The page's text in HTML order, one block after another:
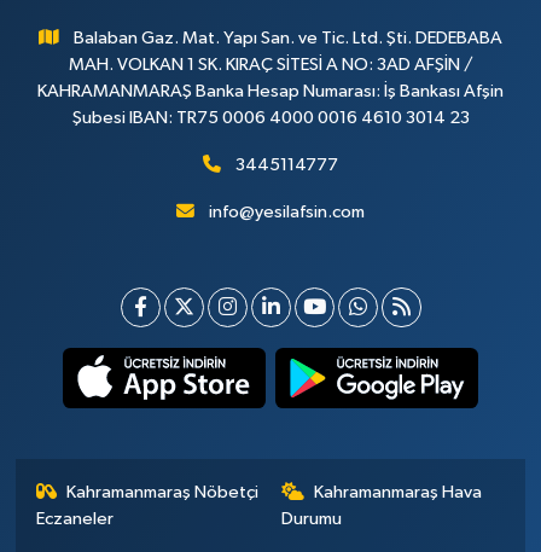
Balaban Gaz. Mat. Yapı San. ve Tic. Ltd. Şti. DEDEBABA
MAH. VOLKAN 1 SK. KIRAÇ SİTESİ A NO: 3AD AFŞİN /
KAHRAMANMARAŞ Banka Hesap Numarası: İş Bankası Afşin
Şubesi IBAN: TR75 0006 4000 0016 4610 3014 23
3445114777
info@yesilafsin.com
Kahramanmaraş Nöbetçi
Eczaneler
Kahramanmaraş Hava
Durumu